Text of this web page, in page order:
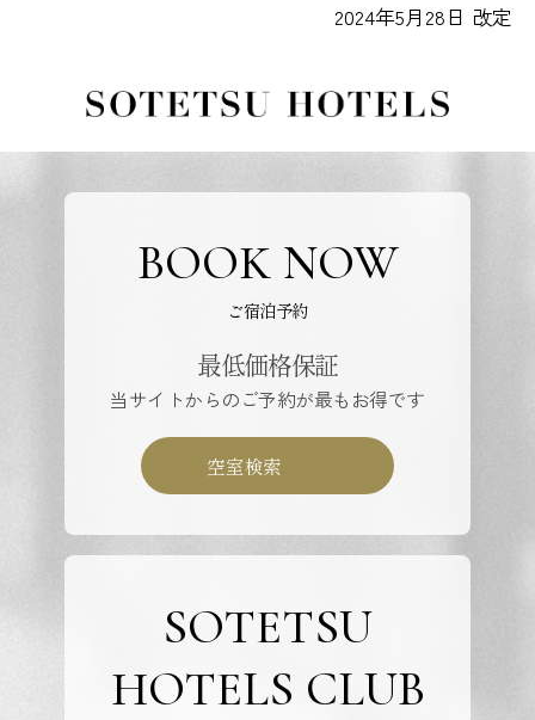
2024年5月28日 改定
BOOK NOW
ご宿泊予約
最低価格保証
当サイトからのご予約が最もお得です
空室検索
SOTETSU
HOTELS CLUB